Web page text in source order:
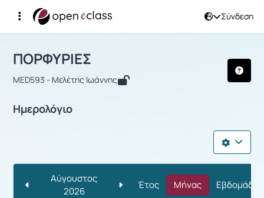
Σύνδεση
Μάθημα : ΠΟΡΦΥΡΙΕΣ
ΠΟΡΦΥΡΙΕΣ
MED593 - Μελέτης Ιωάννης
Ημερολόγιο
Αύγουστος
2026
Έτος Μήνας Εβδομάδα